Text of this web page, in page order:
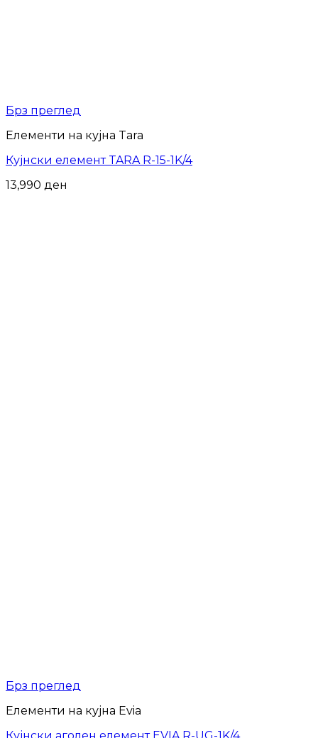
Брз преглед
Елементи на кујна Tara
Кујнски елемент TARA R-15-1K/4
13,990 ден
Брз преглед
Елементи на кујна Evia
Кујнски аголен елемент EVIA R-UG-1K/4